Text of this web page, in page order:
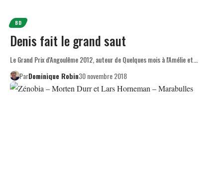
BD
Denis fait le grand saut
Le Grand Prix d'Angoulême 2012, auteur de Quelques mois à l'Amélie et…
ParDominique Robin30 novembre 2018